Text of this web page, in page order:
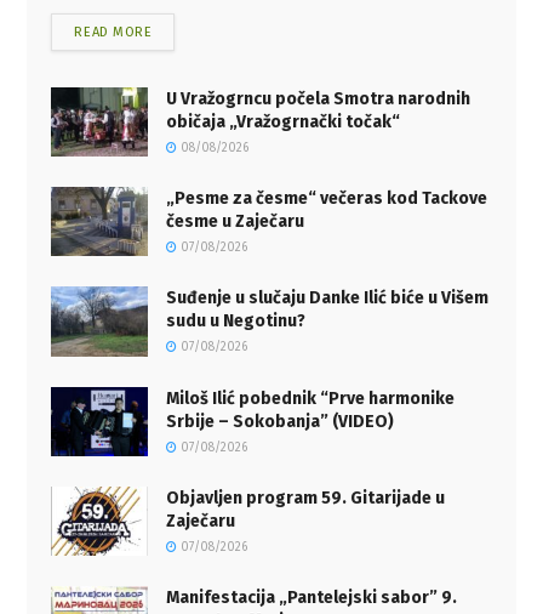
READ MORE
U Vražogrncu počela Smotra narodnih
običaja „Vražogrnački točak“
08/08/2026
„Pesme za česme“ večeras kod Tackove
česme u Zaječaru
07/08/2026
Suđenje u slučaju Danke Ilić biće u Višem
sudu u Negotinu?
07/08/2026
Miloš Ilić pobednik “Prve harmonike
Srbije – Sokobanja” (VIDEO)
07/08/2026
Objavljen program 59. Gitarijade u
Zaječaru
07/08/2026
Manifestacija „Pantelejski sabor” 9.